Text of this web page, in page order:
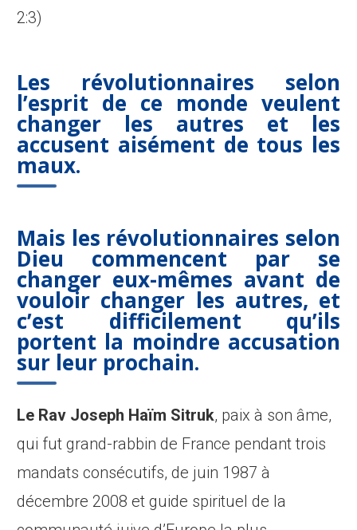
2:3)
Les révolutionnaires selon
l’esprit de ce monde veulent
changer les autres et les
accusent aisément de tous les
maux.
Mais les révolutionnaires selon
Dieu commencent par se
changer eux-mêmes avant de
vouloir changer les autres, et
c’est difficilement qu’ils
portent la moindre accusation
sur leur prochain.
Le Rav Joseph Haïm Sitruk, paix à son âme,
qui fut grand-rabbin de France pendant trois
mandats consécutifs, de juin 1987 à
décembre 2008 et guide spirituel de la